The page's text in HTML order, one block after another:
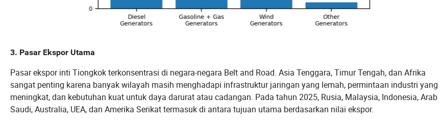
3. Pasar Ekspor Utama
Pasar ekspor inti Tiongkok terkonsentrasi di negara-negara Belt and Road. Asia Tenggara, Timur Tengah, dan Afrika
sangat penting karena banyak wilayah masih menghadapi infrastruktur jaringan yang lemah, permintaan industri yang
meningkat, dan kebutuhan kuat untuk daya darurat atau cadangan. Pada tahun 2025, Rusia, Malaysia, Indonesia, Arab
Saudi, Australia, UEA, dan Amerika Serikat termasuk di antara tujuan utama berdasarkan nilai ekspor.